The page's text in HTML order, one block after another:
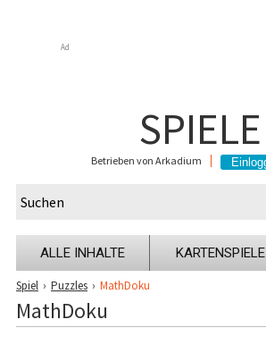
Ad
SPIELE
Betrieben von Arkadium
ALLE INHALTE KARTENSPIELE
Spiel › Puzzles › MathDoku
MathDoku